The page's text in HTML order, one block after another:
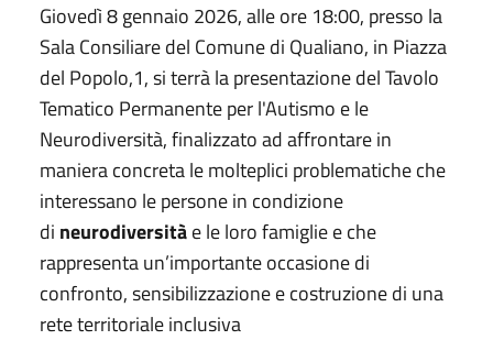
Giovedì 8 gennaio 2026, alle ore 18:00, presso la
Sala Consiliare del Comune di Qualiano, in Piazza
del Popolo,1, si terrà la presentazione del Tavolo
Tematico Permanente per l'Autismo e le
Neurodiversità, finalizzato ad affrontare in
maniera concreta le molteplici problematiche che
interessano le persone in condizione
di neurodiversitàe le loro famiglie e che
rappresenta un’importante occasione di
confronto, sensibilizzazione e costruzione di una
rete territoriale inclusiva